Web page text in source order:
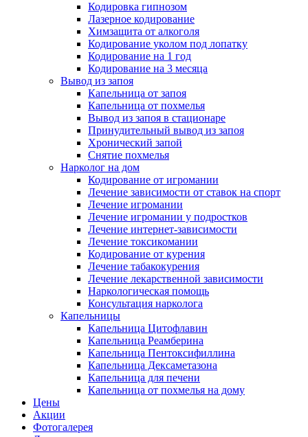
Кодировка гипнозом
Лазерное кодирование
Химзащита от алкоголя
Кодирование уколом под лопатку
Кодирование на 1 год
Кодирование на 3 месяца
Вывод из запоя
Капельница от запоя
Капельница от похмелья
Вывод из запоя в стационаре
Принудительный вывод из запоя
Хронический запой
Снятие похмелья
Нарколог на дом
Кодирование от игромании
Лечение зависимости от ставок на спорт
Лечение игромании
Лечение игромании у подростков
Лечение интернет-зависимости
Лечение токсикомании
Кодирование от курения
Лечение табакокурения
Лечение лекарственной зависимости
Наркологическая помощь
Консультация нарколога
Капельницы
Капельница Цитофлавин
Капельница Реамберина
Капельница Пентоксифиллина
Капельница Дексаметазона
Капельница для печени
Капельница от похмелья на дому
Цены
Акции
Фотогалерея